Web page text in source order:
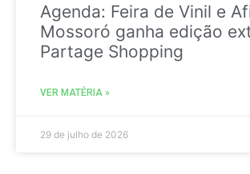
Agenda: Feira de Vinil e
Mossoró ganha edição
Partage Shopping
VER MATÉRIA »
29 de julho de 2026